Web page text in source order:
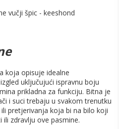
koja opisuje idealne
uključujući ispravnu boju
prikladna za funkciju. Bitna je
i suci trebaju u svakom trenutku
pretjerivanja koja bi na bilo koji
zdravlju ove pasmine.